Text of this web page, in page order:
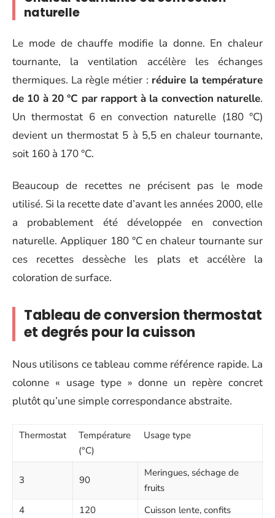
naturelle
Le mode de chauffe modifie la donne. En chaleur
tournante, la ventilation accélère les échanges
thermiques. La règle métier : réduire la température
de 10 à 20 °C par rapport à la convection naturelle.
Un thermostat 6 en convection naturelle (180 °C)
devient un thermostat 5 à 5,5 en chaleur tournante,
soit 160 à 170 °C.
Beaucoup de recettes ne précisent pas le mode
utilisé. Si la recette date d’avant les années 2000, elle
a probablement été développée en convection
naturelle. Appliquer 180 °C en chaleur tournante sur
ces recettes dessèche les plats et accélère la
coloration de surface.
Tableau de conversion thermostat
et degrés pour la cuisson
Nous utilisons ce tableau comme référence rapide. La
colonne « usage type » donne un repère concret
plutôt qu’une simple correspondance abstraite.
Thermostat
Température
(°C)
Usage type
3 90
Meringues, séchage de
fruits
4
120 Cuisson lente, confits